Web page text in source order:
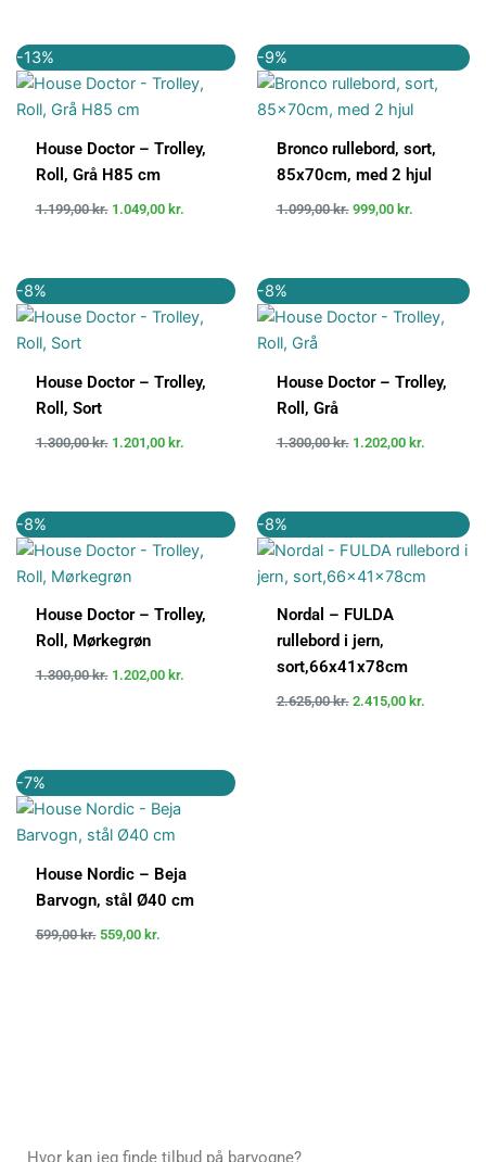
-13%
House Doctor – Trolley,
Roll, Grå H85 cm
1.199,00kr.
oprindelige
pris
var:
1.049,00 kr.
aktuelle
pris
-9%
Bronco rullebord, sort,
85x70cm, med 2 hjul
1.099,00kr.
oprindelige
pris
var:
999,00 kr.
aktuelle
pris
er:
-8%
House Doctor – Trolley,
Roll, Sort
1.300,00kr.
oprindelige
pris
1.201,00 kr.
aktuelle
pris
-8%
House Doctor – Trolley,
Roll, Grå
1.300,00kr.
oprindelige
pris
1.202,00 kr.
aktuelle
pris
-8%
House Doctor – Trolley,
Roll, Mørkegrøn
1.300,00kr.
oprindelige
pris
var:
1.202,00 kr.
aktuelle
pris
-8%
Nordal – FULDA
rullebord i jern,
sort,66x41x78cm
2.625,00kr.
oprindelige
pris
var:
2.415,00 kr.
aktuelle
pris
er:
-7%
House Nordic – Beja
Barvogn, stål Ø40 cm
599,00kr.
oprindelige
pris
var:
559,00 kr.
aktuelle
pris
er:
Hvor kan jeg finde tilbud på barvogne?